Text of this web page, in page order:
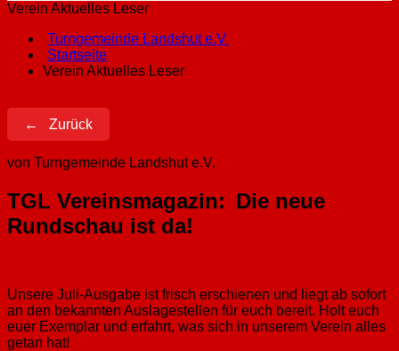
Verein Aktuelles Leser
Turngemeinde Landshut e.V.
Startseite
Verein Aktuelles Leser
Zurück
von Turngemeinde Landshut e.V.
TGL Vereinsmagazin: Die neue
Rundschau ist da!
Unsere Juli-Ausgabe ist frisch erschienen und liegt ab sofort
an den bekannten Auslagestellen für euch bereit. Holt euch
euer Exemplar und erfahrt, was sich in unserem Verein alles
getan hat!